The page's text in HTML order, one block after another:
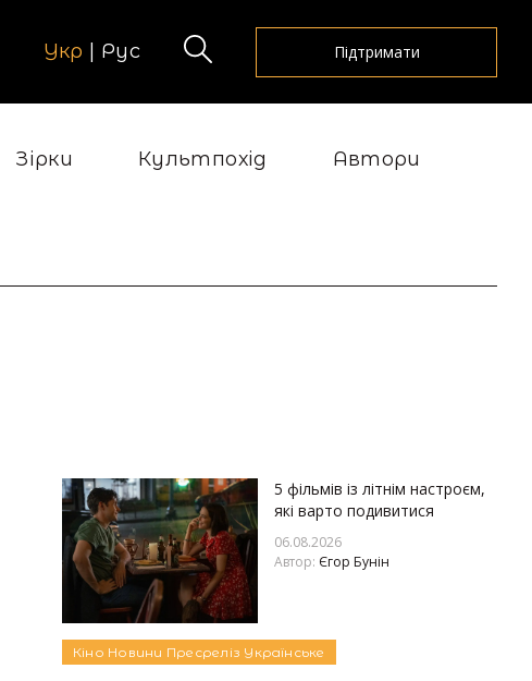
Укр Рус Підтримати
Зірки Культпохід Автори
5 фільмів із літнім настроєм,
які варто подивитися
06.08.2026
Автор: Єгор Бунін
Кіно Новини Пресреліз Українське